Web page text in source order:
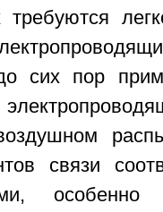
требуются
сих пор
связи
особенно